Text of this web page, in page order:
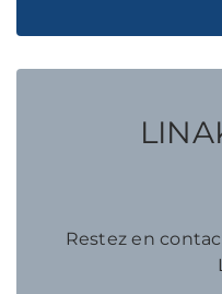
Restez en